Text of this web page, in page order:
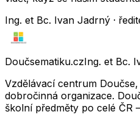
Ing. et Bc. Ivan Jadrný ·
Doučsematiku.czIng. et Bc.
Vzdělávací centrum
dobročinná organizace.
školní předměty po celé ČR